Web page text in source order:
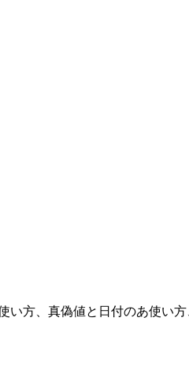
方、真偽値と日付のあ使い方